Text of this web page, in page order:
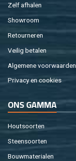
Zelf af­ha­len
Show­room
Re­tour­ne­ren
Vei­lig be­ta­len
Al­ge­me­ne voor­waar­den
Pri­va­cy en coo­kies
ONS GAMMA
Hout­soor­ten
Steen­soor­ten
Bouw­ma­te­ri­a­len